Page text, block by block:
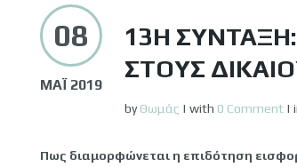
08
ΜΆΙ 2019
13Η
ΣΤΟΥΣ
byΘωμάς | with 0 Comment |
Πως διαμορφώνεται η επιδότηση